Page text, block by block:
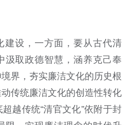
建设，一方面，要从古代清
汲取政德智慧，涵养克己奉
界，夯实廉洁文化的历史根
传统廉洁文化的创造性转化
越传统“清官文化”依附于封